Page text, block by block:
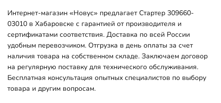
Интернет-магазин «Новус» предлагает Стартер 309660-
03010 в Хабаровске с гарантией от производителя и
сертификатами соответствия. Доставка по всей России
удобным перевозчиком. Отгрузка в день оплаты за счет
наличия товара на собственном складе. Заключаем договор
на регулярную поставку для технического обслуживания.
Бесплатная консультация опытных специалистов по выбору
товара и другим вопросам.